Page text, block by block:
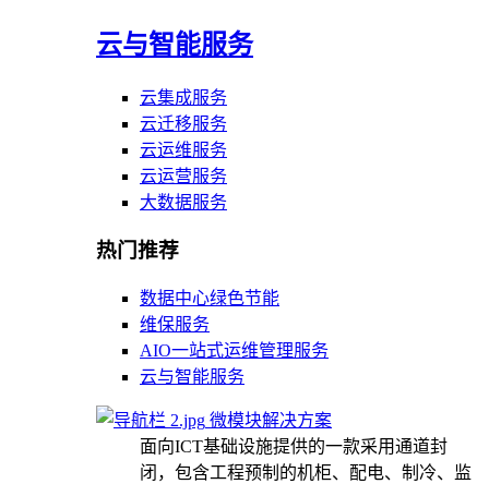
云与智能服务
云集成服务
云迁移服务
云运维服务
云运营服务
大数据服务
热门推荐
数据中心绿色节能
维保服务
AIO一站式运维管理服务
云与智能服务
微模块解决方案
面向ICT基础设施提供的一款采用通道封
闭，包含工程预制的机柜、配电、制冷、监